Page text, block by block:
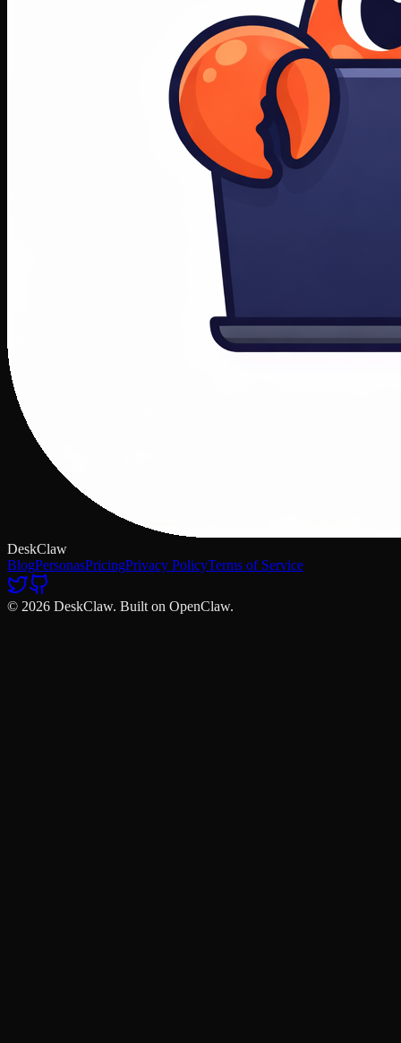
DeskClaw
BlogPersonasPricingPrivacy PolicyTerms of Service
© 2026 DeskClaw. Built on OpenClaw.